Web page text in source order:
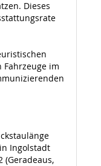
Dieses
im
Ingolstadt
(Geradeaus,